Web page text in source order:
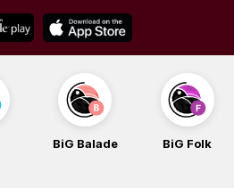
BiG Balade BiG Folk